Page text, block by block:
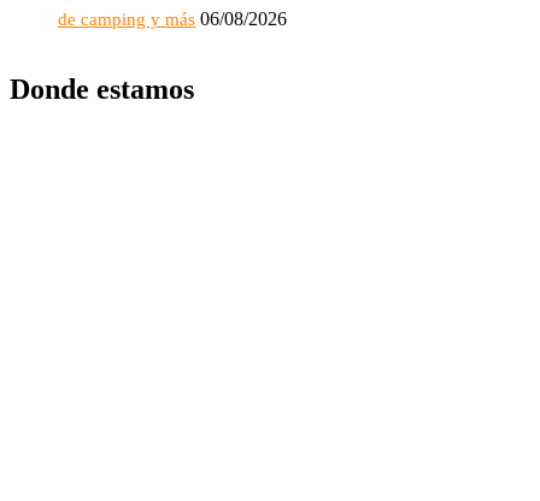
de camping y más 06/08/2026
Donde estamos